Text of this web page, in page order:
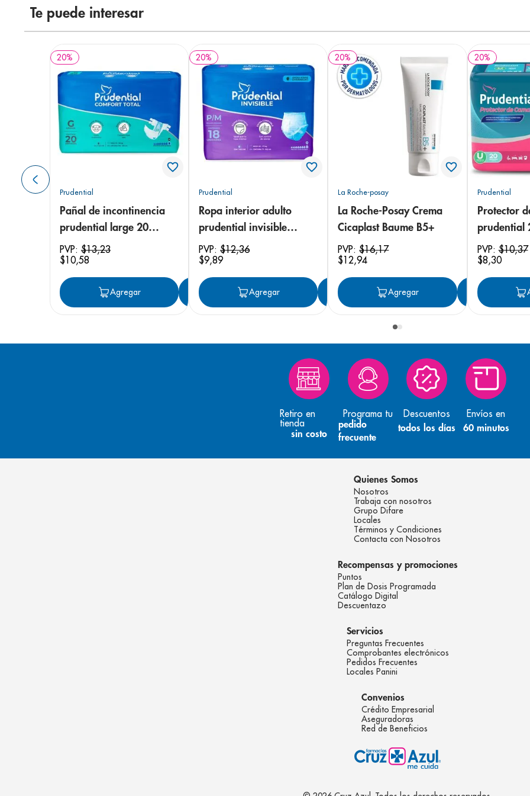
Te puede interesar
20%
Prudential
Pañal de incontinencia
prudential large 20
unidades
PVP: $13,23
$10,58
Agregar Agregar
20%
Prudential
Ropa interior adulto
prudential invisible
small/medium 18
unidades
PVP:$12,36
$9,89
Agregar Agregar
20%
La Roche-posay
La Roche-Posay Crema
Cicaplast Baume B5+
PVP:$16,17
$12,94
Agregar
20%
Prudential
Protector
prudential
PVP:$10,37
$8,30
Retiro en
tienda
sin costo
Programa tu
pedido
frecuente
Descuentos
todos los días
Envíos en
60 minutos
Quienes Somos
Nosotros
Trabaja con nosotros
Grupo Difare
Locales
Términos y Condiciones
Contacta con Nosotros
Recompensas y promociones
Puntos
Plan de Dosis Programada
Catálogo Digital
Descuentazo
Servicios
Preguntas Frecuentes
Comprobantes electrónicos
Pedidos Frecuentes
Locales Panini
Convenios
Crédito Empresarial
Aseguradoras
Red de Beneficios